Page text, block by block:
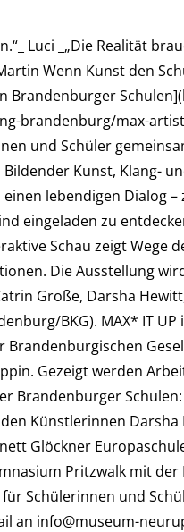
Luci _„Die Realität
Wenn Kunst den
Brandenburger
brandenburg/max-
und Schüler
Kunst, Klang-
lebendigen Dialog
eingeladen zu
Schau zeigt Wege
Die Ausstellung
Große, Darsha
BKG). MAX* IT
Gezeigt werden
Brandenburger
Künstlerinnen Darsha
Glöckner
Pritzwalk mit
Schülerinnen und
an info@museum-